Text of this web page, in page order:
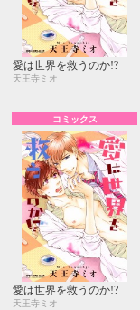
愛は世界を救うのか!?
天王寺ミオ
コミックス
愛は世界を救うのか!?
天王寺ミオ